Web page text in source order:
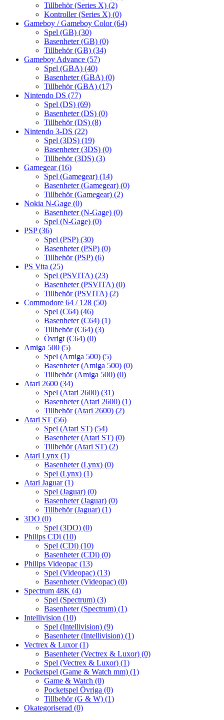
Tillbehör (Series X) (2)
Kontroller (Series X) (0)
Gameboy / Gameboy Color(64)
Spel (GB) (30)
Basenheter (GB) (0)
Tillbehör (GB) (34)
Gameboy Advance (57)
Spel (GBA) (40)
Basenheter (GBA) (0)
Tillbehör (GBA) (17)
Nintendo DS (77)
Spel (DS) (69)
Basenheter (DS) (0)
Tillbehör (DS) (8)
Nintendo 3-DS (22)
Spel (3DS) (19)
Basenheter (3DS) (0)
Tillbehör (3DS) (3)
Gamegear(16)
Spel (Gamegear) (14)
Basenheter (Gamegear) (0)
Tillbehör (Gamegear) (2)
Nokia N-Gage (0)
Basenheter (N-Gage) (0)
Spel (N-Gage) (0)
PSP(36)
Spel (PSP) (30)
Basenheter (PSP) (0)
Tillbehör (PSP) (6)
PS Vita (25)
Spel (PSVITA) (23)
Basenheter (PSVITA) (0)
Tillbehör (PSVITA) (2)
Commodore 64 / 128 (50)
Spel (C64) (46)
Basenheter (C64) (1)
Tillbehör (C64) (3)
Övrigt (C64) (0)
Amiga 500 (5)
Spel (Amiga 500) (5)
Basenheter (Amiga 500) (0)
Tillbehör (Amiga 500) (0)
Atari 2600 (34)
Spel (Atari 2600) (31)
Basenheter (Atari 2600) (1)
Tillbehör (Atari 2600) (2)
Atari ST (56)
Spel (Atari ST) (54)
Basenheter (Atari ST) (0)
Tillbehör (Atari ST) (2)
Atari Lynx (1)
Basenheter (Lynx) (0)
Spel (Lynx) (1)
Atari Jaguar(1)
Spel (Jaguar) (0)
Basenheter (Jaguar) (0)
Tillbehör (Jaguar) (1)
3DO (0)
Spel (3DO) (0)
Philips CDi (10)
Spel (CDi) (10)
Basenheter (CDi) (0)
Philips Videopac (13)
Spel (Videopac) (13)
Basenheter (Videopac) (0)
Spectrum 48K (4)
Spel (Spectrum) (3)
Basenheter (Spectrum) (1)
Intellivision (10)
Spel (Intellivision) (9)
Basenheter (Intellivision) (1)
Vectrex & Luxor(1)
Basenheter (Vectrex & Luxor) (0)
Spel (Vectrex & Luxor) (1)
Pocketspel (Game & Watch mm) (1)
Game & Watch (0)
Pocketspel Övriga (0)
Tillbehör (G & W) (1)
Okategoriserad (0)